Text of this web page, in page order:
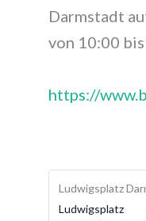
Darmstadt
von 10:00
https://
Ludwigsplatz
Ludwigsplatz